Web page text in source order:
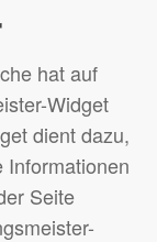
hat auf
Widget
dient dazu,
Informationen
Seite